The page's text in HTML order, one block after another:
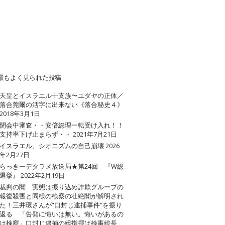
もよく見られた投稿
皇とイスラエル十支族〜ユダヤの正体／
合莞爾の活字に出来ない《落合秘史４》
年3月1日
会中審査・・安倍総理一転受け入れ！！
持率下げ止まらず・・ 2021年7月21日
スラエル、シオニズムの自己崩壊2026
2月27日
っきーデタラメ放送局★第24回 『W総
挙』
2022年2月19日
判の闇 実態は振り込め詐欺グループの
復殺害と同様の検察の壮絶闇が解明され
！三井環さんが”口封じ逮捕事件”を振り
る 「告発に悔いは無い。悔いがあるの
検察」口封じ逮捕の総指揮は検事総長